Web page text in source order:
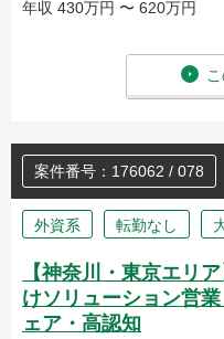
年収 430万円 〜 620万円
案件番号：176062 / 078
外資系 転勤なし
【神奈川・東京エリ
けソリューション営
ェア・高認知